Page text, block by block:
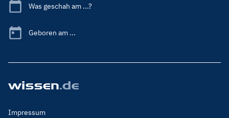
Was geschah am ...?
Geboren am ...
Footer
Impressum